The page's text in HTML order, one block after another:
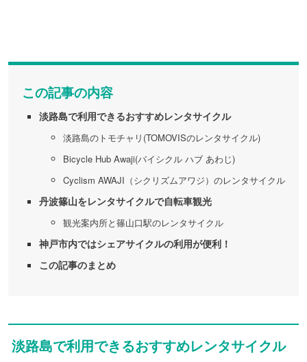
この記事の内容
淡路島で利用できるおすすめレンタサイクル
淡路島のトモチャリ(TOMOVISのレンタサイクル)
Bicycle Hub Awaji(バイシクル ハブ あわじ)
Cyclism AWAJI（シクリズムアワジ）のレンタサイクル
丹波篠山をレンタサイクルで自転車観光
観光案内所と篠山口駅のレンタサイクル
神戸市内ではシェアサイクルの利用が便利！
この記事のまとめ
淡路島で利用できるおすすめレンタサイクル